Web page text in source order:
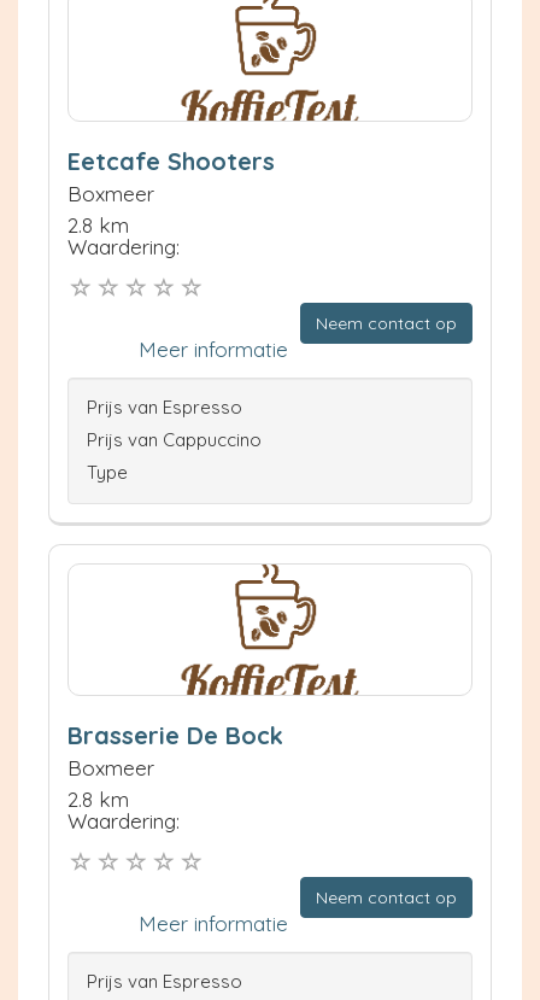
Eetcafe Shooters
Boxmeer
2.8 km
Waardering:
Neem contact op
Meer informatie
Prijs van Espresso
Prijs van Cappuccino
Type
Brasserie De Bock
Boxmeer
2.8 km
Waardering:
Neem contact op
Meer informatie
Prijs van Espresso